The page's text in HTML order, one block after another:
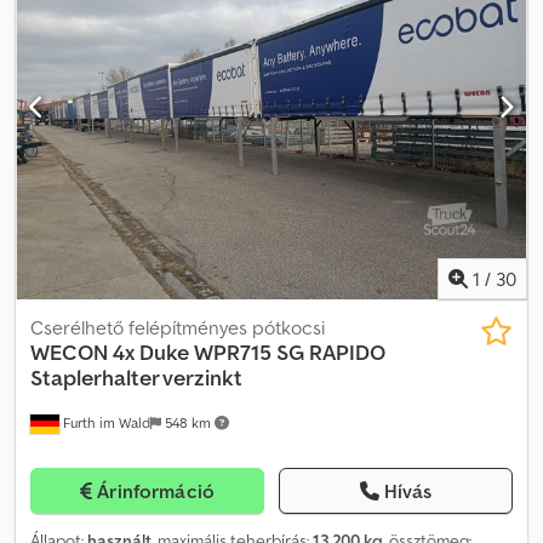
1 / 30
Furth im Wald 548 km
Cserélhető felépítményes pótkocsi
WECON 4x Duke WPR715 SG RAPIDO
Staplerhalter verzinkt
Árinformáció Hívás